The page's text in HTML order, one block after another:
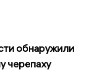
обнаружили
черепаху